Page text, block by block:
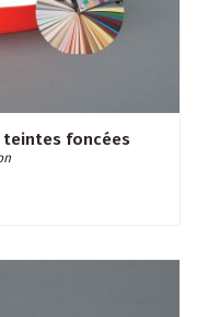
teintes foncées